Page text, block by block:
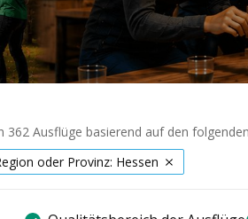
362 Ausflüge basierend auf den
oder Provinz: Hessen